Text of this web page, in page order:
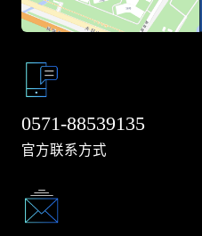
0571-88539135
官方联系方式